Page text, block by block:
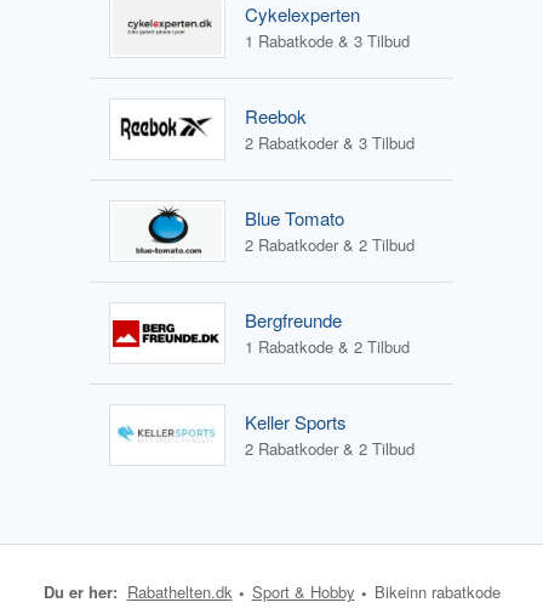
Cykelexperten
1 Rabatkode & 3 Tilbud
Reebok
2 Rabatkoder & 3 Tilbud
Blue Tomato
2 Rabatkoder & 2 Tilbud
Bergfreunde
1 Rabatkode & 2 Tilbud
Keller Sports
2 Rabatkoder & 2 Tilbud
Du er her: Rabathelten.dk Sport & Hobby Bikeinn rabatkode